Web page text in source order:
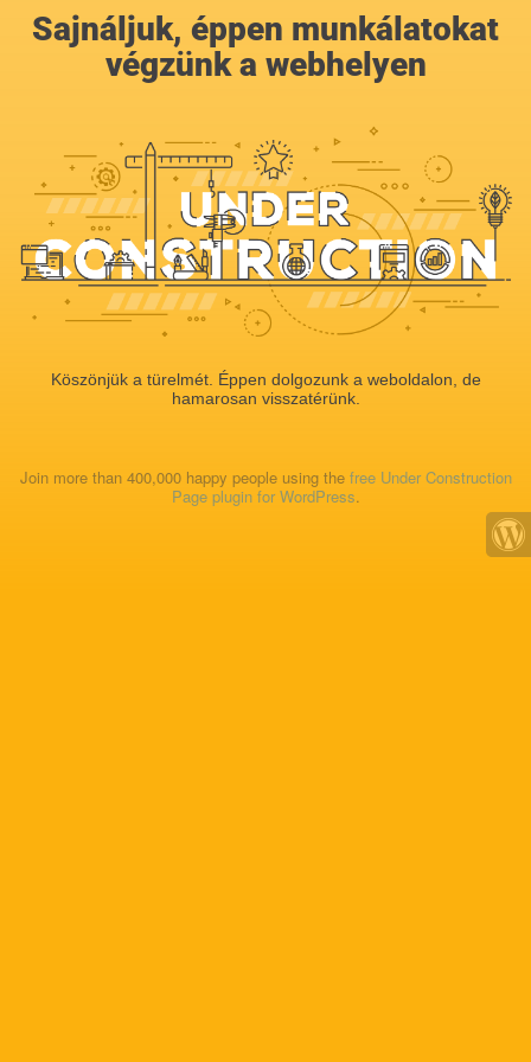
Sajnáljuk, éppen munkálatokat
végzünk a webhelyen
Köszönjük a türelmét. Éppen dolgozunk a weboldalon, de
hamarosan visszatérünk.
Join more than 400,000 happy people using the free Under Construction
Page plugin for WordPress.